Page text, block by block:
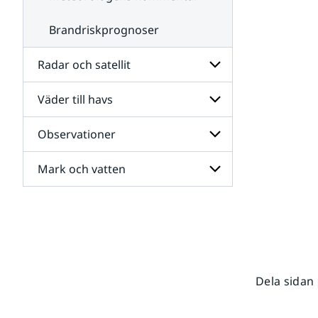
Brandriskprognoser
Radar och satellit
Undersidor
för
Radar
och
satellit
Väder till havs
Undersidor
för
Väder
till
havs
Observationer
Undersidor
för
Mark och vatten
Dela sidan